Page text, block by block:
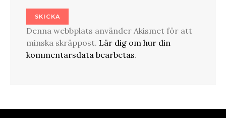
Denna webbplats använder Akismet för att
minska skräppost. Lär dig om hur din
kommentarsdata bearbetas.